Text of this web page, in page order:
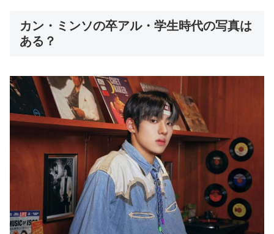
カン・ミンソの卒アル・学生時代の写真は
ある？